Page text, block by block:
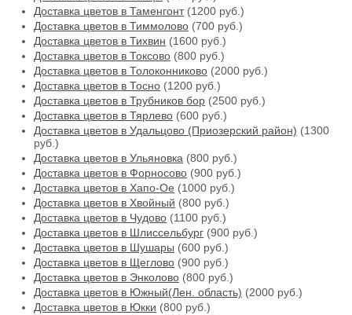
Доставка цветов в Таменгонт(1200 руб.)
Доставка цветов в Тиммолово (700 руб.)
Доставка цветов в Тихвин (1600 руб.)
Доставка цветов в Токсово (800 руб.)
Доставка цветов в Толоконниково (2000 руб.)
Доставка цветов в Тосно (1200 руб.)
Доставка цветов в Трубников бор (2500 руб.)
Доставка цветов в Тярлево (600 руб.)
Доставка цветов в Удальцово (Приозерский район) (1300
руб.)
Доставка цветов в Ульяновка (800 руб.)
Доставка цветов в Форносово (900 руб.)
Доставка цветов в Хапо-Ое (1000 руб.)
Доставка цветов в Хвойный (800 руб.)
Доставка цветов в Чудово (1100 руб.)
Доставка цветов в Шлиссельбург (900 руб.)
Доставка цветов в Шушары (600 руб.)
Доставка цветов в Щеглово (900 руб.)
Доставка цветов в Энколово (800 руб.)
Доставка цветов в Южный(Лен. область) (2000 руб.)
Доставка цветов в Юкки (800 руб.)